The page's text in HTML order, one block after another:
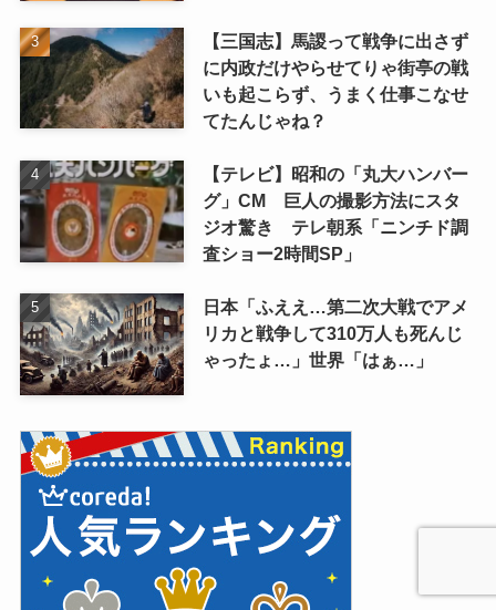
【三国志】馬謖って戦争に出さず
に内政だけやらせてりゃ街亭の戦
いも起こらず、うまく仕事こなせ
てたんじゃね？
【テレビ】昭和の「丸大ハンバー
グ」CM 巨人の撮影方法にスタ
ジオ驚き テレ朝系「ニンチド調
査ショー2時間SP」
日本「ふええ…第二次大戦でアメ
リカと戦争して310万人も死んじ
ゃったょ…」世界「はぁ…」